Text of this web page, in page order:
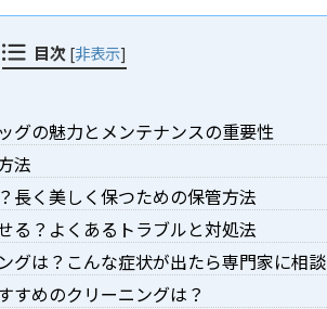
目次 [非表示]
グの魅力とメンテナンスの重要性
法
長く美しく保つための保管方法
る？よくあるトラブルと対処法
グは？こんな症状が出たら専門家に相談
すめのクリーニングは？